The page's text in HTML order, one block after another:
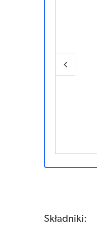
Składniki: